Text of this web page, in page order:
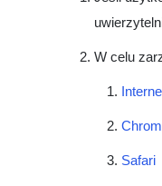
W celu
Safari